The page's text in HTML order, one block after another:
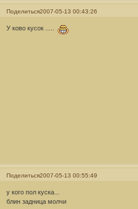
Поделиться2007-05-13 00:43:26
У ково кусок .....
Поделиться2007-05-13 00:55:49
у кого пол куска...
блин задница молчи